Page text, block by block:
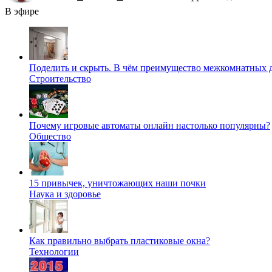
В эфире
Поделить и скрыть. В чём преимущество межкомнатных
Строительство
Почему игровые автоматы онлайн настолько популярны?
Общество
15 привычек, уничтожающих наши почки
Наука и здоровье
Как правильно выбрать пластиковые окна?
Технологии